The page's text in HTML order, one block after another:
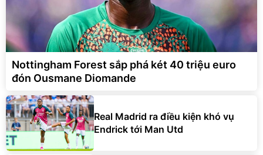
Nottingham Forest sắp phá két 40 triệu euro
đón Ousmane Diomande
Real Madrid ra điều kiện khó vụ
Endrick tới Man Utd